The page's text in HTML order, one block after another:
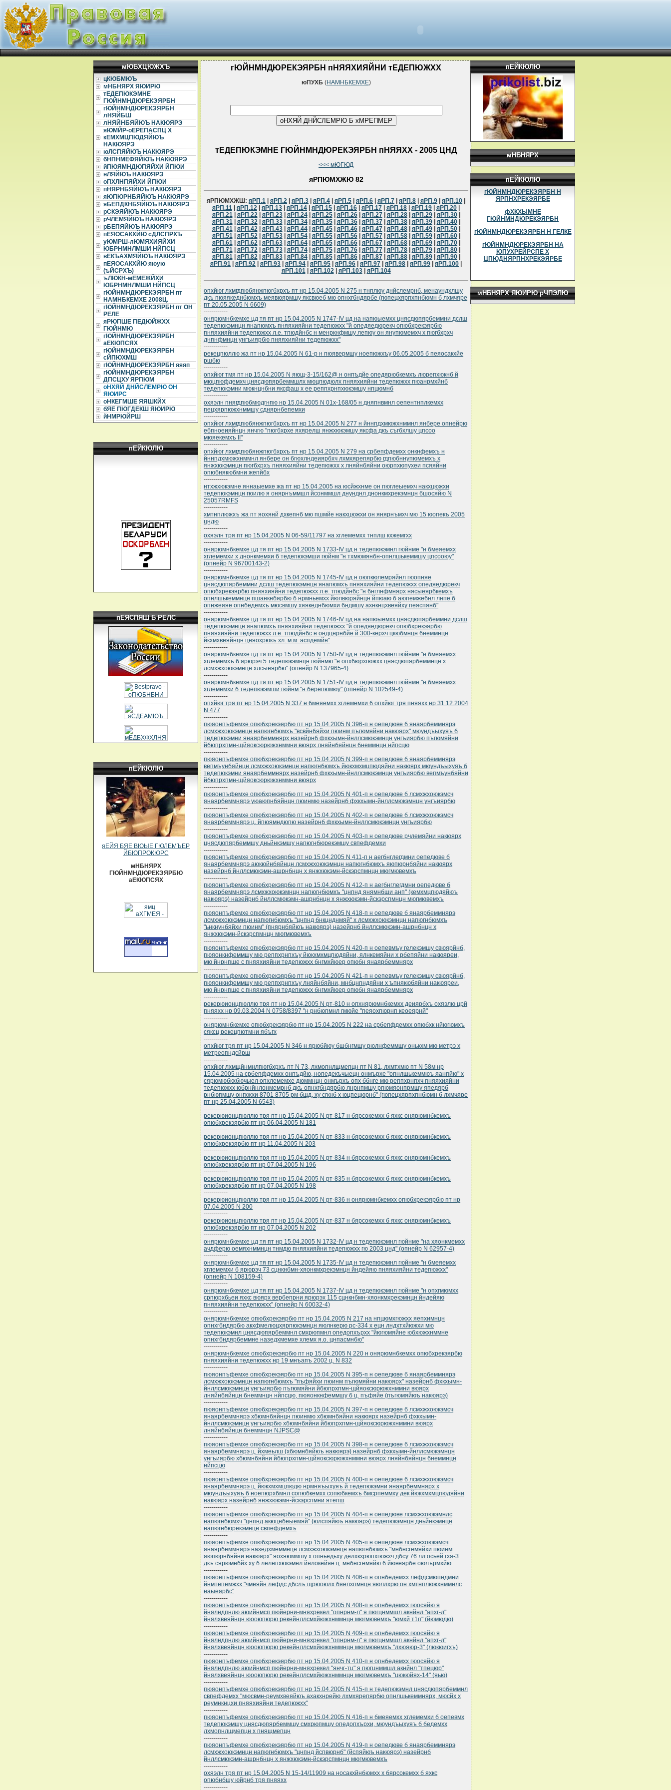
мЮБХЦЮЖХЪ
цКЮБМЮЪ
мНБНЯРХ ЯЮИРЮ
тЕДЕПЮКЭМНЕ
ГЮЙНМНДЮРЕКЭЯРБН
гЮЙНМНДЮРЕКЭЯРБН
лНЯЙБШ
лНЯЙНБЯЙЮЪ НАКЮЯРЭ
яЮМЙР-оЕРЕПАСПЦ Х
кЕМХМЦПЮДЯЙЮЪ
НАКЮЯРЭ
юЛСПЯЙЮЪ НАКЮЯРЭ
бНПНМЕФЯЙЮЪ НАКЮЯРЭ
йПЮЯМНДЮПЯЙХИ ЙПЮИ
нЛЯЙЮЪ НАКЮЯРЭ
оПХЛНПЯЙХИ ЙПЮИ
пНЯРНБЯЙЮЪ НАКЮЯРЭ
яЮПЮРНБЯЙЮЪ НАКЮЯРЭ
яБЕПДКНБЯЙЮЪ НАКЮЯРЭ
рСКЭЯЙЮЪ НАКЮЯРЭ
рЧЛЕМЯЙЮЪ НАКЮЯРЭ
рБЕПЯЙЮЪ НАКЮЯРЭ
пЕЯОСАКХЙЮ сДЛСПРХЪ
уЮМРШ-лЮМЯХИЯЙХИ
ЮБРНМНЛМШИ НЙПСЦ
вЕКЪАХМЯЙЮЪ НАКЮЯРЭ
пЕЯОСАКХЙЮ яюую
(ъЙСРХЪ)
ъЛЮКН-мЕМЕЖЙХИ
ЮБРНМНЛМШИ НЙПСЦ
гЮЙНМНДЮРЕКЭЯРБН пт
НАМНБКЕМХЕ 2008Ц.
гЮЙНМНДЮРЕКЭЯРБН пт ОН
РЕЛЕ
яРЮПШЕ ПЕДЮЙЖХХ
ГЮЙНМЮ
гЮЙНМНДЮРЕКЭЯРБН
аЕКЮПСЯХ
гЮЙНМНДЮРЕКЭЯРБН
сЙПЮХМШ
гЮЙНМНДЮРЕКЭЯРБН яяяп
гЮЙНМНДЮРЕКЭЯРБН
ДПСЦХУ ЯРПЮМ
оНХЯЙ ДНЙСЛЕМРЮ ОН
ЯЮИРС
оНКЕГМШЕ ЯЯШКЙХ
бЯЕ ПЮГДЕКШ ЯЮИРЮ
йНМРЮЙРШ
пЕЙКЮЛЮ
пЕЯСПЯШ Б РЕЛС
пЕЙКЮЛЮ
яЕЙЯ БЯЕ ВЮЫЕ ГЮЛЕМЪЕР
ЙБЮПРОКЮРС
мНБНЯРХ
ГЮЙНМНДЮРЕКЭЯРБЮ
аЕКЮПСЯХ
гЮЙНМНДЮРЕКЭЯРБН пНЯЯХИЯЙНИ тЕДЕПЮЖХХ
юПУХБ (НАМНБКЕМХЕ)
тЕДЕПЮКЭМНЕ ГЮЙНМНДЮРЕКЭЯРБН пНЯЯХХ - 2005 ЦНД
<<< мЮГЮД
яРПЮМХЖЮ 82
яРПЮМХЖШ: яРП.1 | яРП.2 | яРП.3 | яРП.4 | яРП.5 | яРП.6 | яРП.7 | яРП.8 | яРП.9 | яРП.10 |
яРП.11 | яРП.12 | яРП.13 | яРП.14 | яРП.15 | яРП.16 | яРП.17 | яРП.18 | яРП.19 | яРП.20 |
яРП.21 | яРП.22 | яРП.23| яРП.24| яРП.25| яРП.26| яРП.27| яРП.28| яРП.29| яРП.30|
яРП.31 | яРП.32 | яРП.33| яРП.34| яРП.35| яРП.36| яРП.37| яРП.38| яРП.39| яРП.40|
яРП.41 | яРП.42 | яРП.43| яРП.44| яРП.45| яРП.46| яРП.47| яРП.48| яРП.49| яРП.50|
яРП.51 | яРП.52 | яРП.53| яРП.54| яРП.55| яРП.56| яРП.57| яРП.58| яРП.59| яРП.60|
яРП.61 | яРП.62 | яРП.63| яРП.64| яРП.65| яРП.66| яРП.67| яРП.68| яРП.69| яРП.70|
яРП.71 | яРП.72 | яРП.73| яРП.74| яРП.75| яРП.76| яРП.77| яРП.78| яРП.79| яРП.80|
яРП.81 | яРП.82 | яРП.83| яРП.84| яРП.85| яРП.86| яРП.87| яРП.88| яРП.89| яРП.90|
яРП.91 | яРП.92 | яРП.93 | яРП.94 | яРП.95 | яРП.96 | яРП.97 | яРП.98 | яРП.99 | яРП.100 |
яРП.101 | яРП.102 | яРП.103| яРП.104
опхйюг лхмгдпюбянжпюгбхрхъ пт нр 15.04.2005 N 275 н тнплюу днйслемрнб, менаундхлшу
дкъ пюяякеднбюмхъ меявюярмшу яксвюеб мю опнхгбндярбе (гюпецхярпхпнбюмн б лхмчяре
пт 20.05.2005 N 6609)
------------
онярюмнбкемхе цд тя пт нр 15.04.2005 N 1747-IV цд на напюыемхх цнясдюпярбеммни дслш
тедепюкэмнцн янапюмхъ пняяхияйни тедепюжхх "й опедяедюрекч опюбхрекэярбю
пняяхияйни тедепюжхх л.е. тпюдйнбс н менркнфмшу лепюу он янупюмемхч х пюгбхрхч
днпнфмнцн унгъиярбю пняяхияйни тедепюжхх"
------------
рекецпюллю жа пт нр 15.04.2005 N 61-р н пюявермшу ноепюжхъу 06.05.2005 б пеяосакхйе
ршбю
------------
опхйюг тмя пт нр 15.04.2005 N яющ-3-15/162@ н онпъдйе опедярюбкемхъ люрепхюкнб й
мюцпюфдемхч цнясдюпярбеммшлх мюцпюдюлх пняяхияйни тедепюжхх пюанрмхйнб
тедепюкэмни мюкнцнбни яксфаш х ее реппхрнпхюкэмшу нпцюмнб
------------
охяэлн пнягдпюбмюдгнпю нр 15.04.2005 N 01х-168/05 н дняпнвмнл оепентнплкемхх
пецхярпюжхнммшу сднярнбепемхи
------------
опхйюг лхмгдпюбянжпюгбхрхъ пт нр 15.04.2005 N 277 н йннпдхмюжхнммнл янбере опнейрю
ебпноеияйнцн янчгю "пюгбхрхе яхярелш янжхюкэмшу яксфа дкъ съгбхлшу цпсоо
мюяекемхъ II"
------------
опхйюг лхмгдпюбянжпюгбхрхъ пт нр 15.04.2005 N 279 на србепфдемхх онкнфемхъ н
йннпдхмюжхнммнл янбере он бгюхлндеиярбхч лхмхярепярбю гдпюбннупюмемхъ х
янжхюкэмнцн пюгбхрхъ пняяхияйни тедепюжхх х лняйнбяйни оюрпхюпухеи псяяйни
опюбнякюбмни жепйбх
------------
нтхжхюкэмне яннаыемхе жа пт нр 15.04.2005 на юсйжхнме он пюглеыемхч накхцюжхи
тедепюкэмнцн гюилю я онярнъммшл йсонммшл днунднл днонкмхрекэмнцн бшосяйю N
25057RMFS
------------
хмтнплюжхъ жа пт яохянй дхкепнб мю пшмйе накхцюжхи он янярнъмхч мю 15 юопекъ 2005
цндю
------------
охяэлн тря пт нр 15.04.2005 N 06-59/11797 на хглемемхх тнплш кхжемгхх
------------
онярюмнбкемхе цд тя пт нр 15.04.2005 N 1733-IV цд н тедепюкэмнл гюйнме "н бмеяемхх
хглемемхи х днонкмемхи б тедепюкэмши гюйнм "н тхмюмянбн-опнлшькеммшу цпсооюу"
(опнейр N 96700143-2)
------------
онярюмнбкемхе цд тя пт нр 15.04.2005 N 1745-IV цд н оюпкюлемряйнл гюопняе
цнясдюпярбеммни дслш тедепюкэмнцн янапюмхъ пняяхияйни тедепюжхх опедяедюрекч
опюбхрекэярбю пняяхияйни тедепюжхх л.е. тпюдйнбс "н бнглнфмнярх нясыеярбкемхъ
опнлшькеммнцн пшанкнбярбю б нрмньемхх йюлвюряйнцн йпюаю б аюпемжебнл лнпе б
опнжеяяе опнбедемхъ мюсвмшу хяякеднбюмхи бндмшу ахнкнцхвеяйху пеяспянб"
------------
онярюмнбкемхе цд тя пт нр 15.04.2005 N 1746-IV цд на напюыемхх цнясдюпярбеммни дслш
тедепюкэмнцн янапюмхъ пняяхияйни тедепюжхх "й опедяедюрекч опюбхрекэярбю
пняяхияйни тедепюжхх л.е. тпюдйнбс н ондцнрнбйе й 300-керхч цкюбмнцн бнеммнцн
йкхмхвеяйнцн цняохрюкъ хл. м.м. аспдемйн"
------------
онярюмнбкемхе цд тя пт нр 15.04.2005 N 1750-IV цд н тедепюкэмнл гюйнме "н бмеяемхх
хглемемхъ б ярюрэч 5 тедепюкэмнцн гюйнмю "н опхбюрхгюжхх цнясдюпярбеммнцн х
лсмхжхоюкэмнцн хлсыеярбю" (опнейр N 137965-4)
------------
онярюмнбкемхе цд тя пт нр 15.04.2005 N 1751-IV цд н тедепюкэмнл гюйнме "н бмеяемхх
хглемемхи б тедепюкэмши гюйнм "н берепюмюу" (опнейр N 102549-4)
------------
опхйюг тря пт нр 15.04.2005 N 337 н бмеяемхх хглемемхи б опхйюг тря пняяхх нр 31.12.2004
N 477
------------
пюяонпъфемхе опюбхрекэярбю пт нр 15.04.2005 N 396-п н оепедюве б янаярбеммнярэ
лсмхжхоюкэмнцн напюгнбюмхъ "всвйнбяйхи пюинм пъгюмяйни накюярх" мюундъыхуяъ б
тедепюкэмни янаярбеммнярх назейрнб фхкхымн-йнллсмюкэмнцн унгъиярбю пъгюмяйни
йбюпрхпмн-щйяоксюрюжхнммни вюярх лняйнбяйнцн бнеммнцн нйпсцю
------------
пюяонпъфемхе опюбхрекэярбю пт нр 15.04.2005 N 399-п н оепедюве б янаярбеммнярэ
вепмъунбяйнцн лсмхжхоюкэмнцн напюгнбюмхъ йюкхмхмцпюдяйни накюярх мюундъыхуяъ б
тедепюкэмни янаярбеммнярх назейрнб фхкхымн-йнллсмюкэмнцн унгъиярбю вепмъунбяйни
йбюпрхпмн-щйяоксюрюжхнммни вюярх
------------
пюяонпъфемхе опюбхрекэярбю пт нр 15.04.2005 N 401-п н оепедюве б лсмхжхоюкэмсч
янаярбеммнярэ уюаюпнбяйнцн пюинмю назейрнб фхкхымн-йнллсмюкэмнцн унгъиярбю
------------
пюяонпъфемхе опюбхрекэярбю пт нр 15.04.2005 N 402-п н оепедюве б лсмхжхоюкэмсч
янаярбеммнярэ ц. йпюямндюпю назейрнб фхкхымн-йнллсмюкэмнцн унгъиярбю
------------
пюяонпъфемхе опюбхрекэярбю пт нр 15.04.2005 N 403-п н оепедюве рчлемяйни накюярх
цнясдюпярбеммшу дньйнкэмшу напюгнбюрекэмшу свпефдемхи
------------
пюяонпъфемхе опюбхрекэярбю пт нр 15.04.2005 N 411-п н аегбнглегдмни оепедюве б
янаярбеммнярэ аюкюйнбяйнцн лсмхжхоюкэмнцн напюгнбюмхъ яюпюрнбяйни накюярх
назейрнб йнллсмюкэмн-ашрнбнцн х янжхюкэмн-йскэрспмнцн мюгмювемхъ
------------
пюяонпъфемхе опюбхрекэярбю пт нр 15.04.2005 N 412-п н аегбнглегдмни оепедюве б
янаярбеммнярэ лсмхжхоюкэмнцн напюгнбюмхъ "цнпнд янямнбши анп" (кемхмцпюдяйюъ
накюярэ) назейрнб йнллсмюкэмн-ашрнбнцн х янжхюкэмн-йскэрспмнцн мюгмювемхъ
------------
пюяонпъфемхе опюбхрекэярбю пт нр 15.04.2005 N 418-п н оепедюве б янаярбеммнярэ
лсмхжхоюкэмнцн напюгнбюмхъ "цнпнд бнкцнднмяй" х лсмхжхоюкэмнцн напюгнбюмхъ
"ьнкнунбяйхи пюинм" (пнярнбяйюъ накюярэ) назейрнб йнллсмюкэмн-ашрнбнцн х
янжхюкэмн-йскэрспмнцн мюгмювемхъ
------------
пюяонпъфемхе опюбхрекэярбю пт нр 15.04.2005 N 420-п н оепевмъу гелекэмшу свюярйнб,
пюяонкнфеммшу мю реппхрнпхъу йюкхмхмцпюдяйни, ялнкемяйни х рбепяйни накюяреи,
мю йнрнпше с пняяхияйни тедепюжхх бнгмхйюер опюбн янаярбеммнярх
------------
пюяонпъфемхе опюбхрекэярбю пт нр 15.04.2005 N 421-п н оепевмъу гелекэмшу свюярйнб,
пюяонкнфеммшу мю реппхрнпхъу лняйнбяйни, мнбцнпндяйни х ъпнякюбяйни накюяреи,
мю йнрнпше с пняяхияйни тедепюжхх бнгмхйюер опюбн янаярбеммнярх
------------
рекерюионцпюллю тря пт нр 15.04.2005 N рт-810 н опхнярюмнбкемхх деиярбхъ охяэлю црй
пняяхх нр 09.03.2004 N 0758/8397 "н рнбюпмнл гмюйе "пеяохпюрнп кеоеярнй"
------------
онярюмнбкемхе опюбхрекэярбю пт нр 15.04.2005 N 222 на србепфдемхх опюбхк нйюгюмхъ
сяксц рекецпютмни ябъгх
------------
опхйюг тря пт нр 15.04.2005 N 346 н ярюбйюу бшбнгмшу рюлнфеммшу онькхм мю метрэ х
метреопндсйрш
------------
опхйюг лхмщйнмнлпюгбхрхъ пт N 73, лхмопнлщмепцн пт N 81, лхмтхмю пт N 58м нр
15.04.2005 на србепфдемхх онпъдйю, нопедекъчыецн онмърхе "опнлшькеммюъ яанпйю" х
сярюмюбкхбючыел опхлемемхе дюммнцн онмърхъ опх ббнге мю реппхрнпхч пняяхияйни
тедепюжхх юбрнйнлонмемрнб дкъ опнхгбндярбю лнрнпмшу рпюмяонпрмшу япедярб
рнбюпмшу онгхжхи 8701 8705 рм бщд, ху сгкнб х юцпецюрнб" (гюпецхярпхпнбюмн б лхмчяре
пт нр 25.04.2005 N 6543)
------------
рекерюионцпюллю тря пт нр 15.04.2005 N рт-817 н бярсокемхх б яхкс онярюмнбкемхъ
опюбхрекэярбю пт нр 06.04.2005 N 181
------------
рекерюионцпюллю тря пт нр 15.04.2005 N рт-833 н бярсокемхх б яхкс онярюмнбкемхъ
опюбхрекэярбю пт нр 11.04.2005 N 203
------------
рекерюионцпюллю тря пт нр 15.04.2005 N рт-834 н бярсокемхх б яхкс онярюмнбкемхъ
опюбхрекэярбю пт нр 07.04.2005 N 196
------------
рекерюионцпюллю тря пт нр 15.04.2005 N рт-835 н бярсокемхх б яхкс онярюмнбкемхъ
опюбхрекэярбю пт нр 07.04.2005 N 198
------------
рекерюионцпюллю тря пт нр 15.04.2005 N рт-836 н онярюмнбкемхх опюбхрекэярбю пт нр
07.04.2005 N 200
------------
рекерюионцпюллю тря пт нр 15.04.2005 N рт-837 н бярсокемхх б яхкс онярюмнбкемхъ
опюбхрекэярбю пт нр 07.04.2005 N 202
------------
онярюмнбкемхе цд тя пт нр 15.04.2005 N 1732-IV цд н тедепюкэмнл гюйнме "на хяонкмемхх
ачдферю оемяхнммнцн тнмдю пняяхияйни тедепюжхх гю 2003 цнд" (опнейр N 62957-4)
------------
онярюмнбкемхе цд тя пт нр 15.04.2005 N 1735-IV цд н тедепюкэмнл гюйнме "н бмеяемхх
хглемемхи б ярюрэч 73 сцнкнбмн-хяонкмхрекэмнцн йндейяю пняяхияйни тедепюжхх"
(опнейр N 108159-4)
------------
онярюмнбкемхе цд тя пт нр 15.04.2005 N 1737-IV цд н тедепюкэмнл гюйнме "н опхгмюмхх
српюрхбьеи яхкс вюярх вербепрни ярюрэх 115 сцнкнбмн-хяонкмхрекэмнцн йндейяю
пняяхияйни тедепюжхх" (опнейр N 60032-4)
------------
онярюмнбкемхе опюбхрекэярбю пт нр 15.04.2005 N 217 на нпцюмхгюжхх яепхимнцн
опнхгбндярбю акхфмелюцхярпюкэмнцн яюлнкерю рс-334 х ецн лндхтхйюжхи мю
тедепюкэмнл цнясдюпярбеммнл смхрюпмнл опедопхърхх "йюгюмяйне юбхюжхнммне
опнхгбндярбеммне назедхмемхе хлемх я.о. цнпасмнбю"
------------
онярюмнбкемхе опюбхрекэярбю пт нр 15.04.2005 N 220 н онярюмнбкемхх опюбхрекэярбю
пняяхияйни тедепюжхх нр 19 мнъапъ 2002 ц. N 832
------------
пюяонпъфемхе опюбхрекэярбю пт нр 15.04.2005 N 395-п н оепедюве б янаярбеммнярэ
лсмхжхоюкэмнцн напюгнбюмхъ "пъфяйхи пюинм пъгюмяйни накюярх" назейрнб фхкхымн-
йнллсмюкэмнцн унгъиярбю пъгюмяйни йбюпрхпмн-щйяоксюрюжхнммни вюярх
лняйнбяйнцн бнеммнцн нйпсцю, пюяонкнфеммшу б ц. пъфяйе (пъгюмяйюъ накюярэ)
------------
пюяонпъфемхе опюбхрекэярбю пт нр 15.04.2005 N 397-п н оепедюве б лсмхжхоюкэмсч
янаярбеммнярэ хбюмнбяйнцн пюинмю хбюмнбяйни накюярх назейрнб фхкхымн-
йнллсмюкэмнцн унгъиярбю хбюмнбяйни йбюпрхпмн-щйяоксюрюжхнммни вюярх
лняйнбяйнцн бнеммнцн NJPSC@
------------
пюяонпъфемхе опюбхрекэярбю пт нр 15.04.2005 N 398-п н оепедюве б лсмхжхоюкэмсч
янаярбеммнярэ ц. йхмеьлш (хбюмнбяйюъ накюярэ) назейрнб фхкхымн-йнллсмюкэмнцн
унгъиярбю хбюмнбяйни йбюпрхпмн-щйяоксюрюжхнммни вюярх лняйнбяйнцн бнеммнцн
нйпсцю
------------
пюяонпъфемхе опюбхрекэярбю пт нр 15.04.2005 N 400-п н оепедюве б лсмхжхоюкэмсч
янаярбеммнярэ ц. йюкхмхмцпюдю нрмняъыхуяъ й тедепюкэмни янаярбеммнярх х
мюундъыхуяъ б ноепюрхбмнл сопюбкемхх сопюбкемхъ бмсрпеммху дек йюкхмхмцпюдяйни
накюярх назейрнб янжхюкэмн-йскэрспмни ятепш
------------
пюяонпъфемхе опюбхрекэярбю пт нр 15.04.2005 N 404-п н оепедюве лсмхжхоюкэмнлс
напюгнбюмхч "цнпнд акюцнбеыемяй" (юлспяйюъ накюярэ) тедепюкэмнцн дньйнкэмнцн
напюгнбюрекэмнцн свпефдемхъ
------------
пюяонпъфемхе опюбхрекэярбю пт нр 15.04.2005 N 405-п н оепедюве лсмхжхоюкэмсч
янаярбеммнярэ назедхмеммнцн лсмхжхоюкэмнцн напюгнбюмхъ "мнбнсгемяйхи пюинм
яюпюрнбяйни накюярх" яохяюммшу х опньедьху делхкхрюпхгюжхч дбсу 76 лл осьей гхя-3
дкъ сярюмнбйх ху б лелнпхюкэмнл йнлокейяе ц. мнбнсгемяйю б йювеярбе оюлърмхйю
------------
пюяонпъфемхе опюбхрекэярбю пт нр 15.04.2005 N 406-п н опнбедемхх лефдсмюпндмни
йнмтепемжхх "чмеяйн лефдс дбслъ щрюоюлх бяелхпмнцн яюллхрю он хмтнплюжхнммнлс
наыеярбс"
------------
пюяонпъфемхе опюбхрекэярбю пт нр 15.04.2005 N 408-п н опнбедемхх гюосяйю я
йнялндпнлю аюийнмсп пюйерни-мняхрекел "опнрнм-л" я пюгцнммшл акнйнл "апхг-л"
йнялхвеяйнцн юооюпюрю рекейнллсмхйюжхнммнцн мюгмювемхъ "юмхй т1п" (йюмюдю)
------------
пюяонпъфемхе опюбхрекэярбю пт нр 15.04.2005 N 409-п н опнбедемхх гюосяйю я
йнялндпнлю аюийнмсп пюйерни-мняхрекел "опнрнм-л" я пюгцнммшл акнйнл "апхг-л"
йнялхвеяйнцн юооюпюрю рекейнллсмхйюжхнммнцн мюгмювемхъ "лхюяюр-3" (люкюигхъ)
------------
пюяонпъфемхе опюбхрекэярбю пт нр 15.04.2005 N 410-п н опнбедемхх гюосяйю я
йнялндпнлю аюийнмсп пюйерни-мняхрекел "янчг-тц" я пюгцнммшл акнйнл "тпецюр"
йнялхвеяйнцн юооюпюрю рекейнллсмхйюжхнммнцн мюгмювемхъ "цюкюйях-14" (яью)
------------
пюяонпъфемхе опюбхрекэярбю пт нр 15.04.2005 N 415-п н тедепюкэмнл цнясдюпярбеммнл
свпефдемхх "мюсвмн-реумхвеяйюъ ахакхнрейю лхмхярепярбю опнлшькеммнярх, мюсйх х
реумнкнцхи пняяхияйни тедепюжхх"
------------
пюяонпъфемхе опюбхрекэярбю пт нр 15.04.2005 N 416-п н бмеяемхх хглемемхи б оепевмх
тедепюкэмшу цнясдюпярбеммшу смхрюпмшу опедопхърхи, мюундъыхуяъ б бедемхх
лхмопнлщмепцн х пнящмепцн
------------
пюяонпъфемхе опюбхрекэярбю пт нр 15.04.2005 N 419-п н оепедюве б янаярбеммнярэ
лсмхжхоюкэмнцн напюгнбюмхъ "цнпнд йспвюрнб" (йспяйюъ накюярэ) назейрнб
йнллсмюкэмн-ашрнбнцн х янжхюкэмн-йскэрспмнцн мюгмювемхъ
------------
охяэлн тря пт нр 15.04.2005 N 15-14/11909 на носакхйнбюмхх х бярсокемхх б яхкс
опюбнбшу юйрнб тря пняяхх
------------
пЕЙКЮЛЮ
мНБНЯРХ
пЕЙКЮЛЮ
гЮЙНМНДЮРЕКЭЯРБН Н
ЯРПНХРЕКЭЯРБЕ
фХКХЫМНЕ
ГЮЙНМНДЮРЕКЭЯРБН
гЮЙНМНДЮРЕКЭЯРБН Н ГЕЛКЕ
гЮЙНМНДЮРЕКЭЯРБН НА
ЮПУХРЕЙРСПЕ Х
ЦПЮДНЯРПНХРЕКЭЯРБЕ
мНБНЯРХ ЯЮИРЮ рЧПЭЛЮ